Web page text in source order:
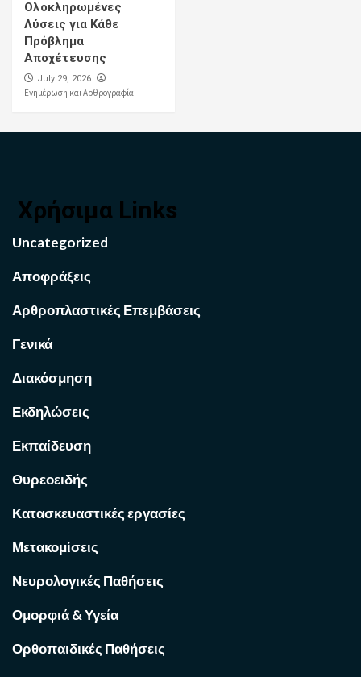
Ολοκληρωμένες
Λύσεις για Κάθε
Πρόβλημα
Αποχέτευσης
July 29, 2026
Ενημέρωση και Αρθρογραφία
Χρήσιμα Links
Uncategorized
Αποφράξεις
Αρθροπλαστικές Επεμβάσεις
Γενικά
Διακόσμηση
Εκδηλώσεις
Εκπαίδευση
Θυρεοειδής
Κατασκευαστικές εργασίες
Μετακομίσεις
Νευρολογικές Παθήσεις
Ομορφιά & Υγεία
Ορθοπαιδικές Παθήσεις